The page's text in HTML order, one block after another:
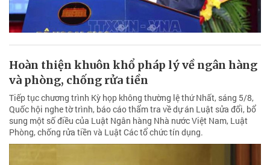
Hoàn thiện khuôn khổ pháp lý về ngân hàng
và phòng, chống rửa tiền
Tiếp tục chương trình Kỳ họp không thường lệ thứ Nhất, sáng 5/8,
Quốc hội nghe tờ trình, báo cáo thẩm tra về dự án Luật sửa đổi, bổ
sung một số điều của Luật Ngân hàng Nhà nước Việt Nam, Luật
Phòng, chống rửa tiền và Luật Các tổ chức tín dụng.